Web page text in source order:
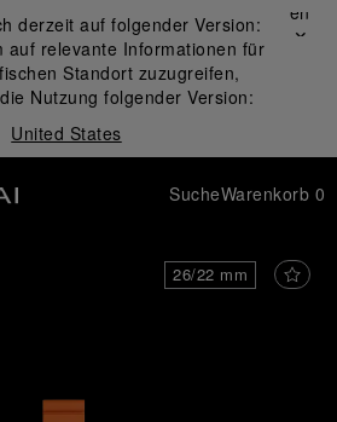
derzeit auf folgender Version:
auf relevante Informationen für
Standort zuzugreifen,
Nutzung folgender Version:
United States
Schließen
✕
SucheWarenkorb 0
26/22 mm